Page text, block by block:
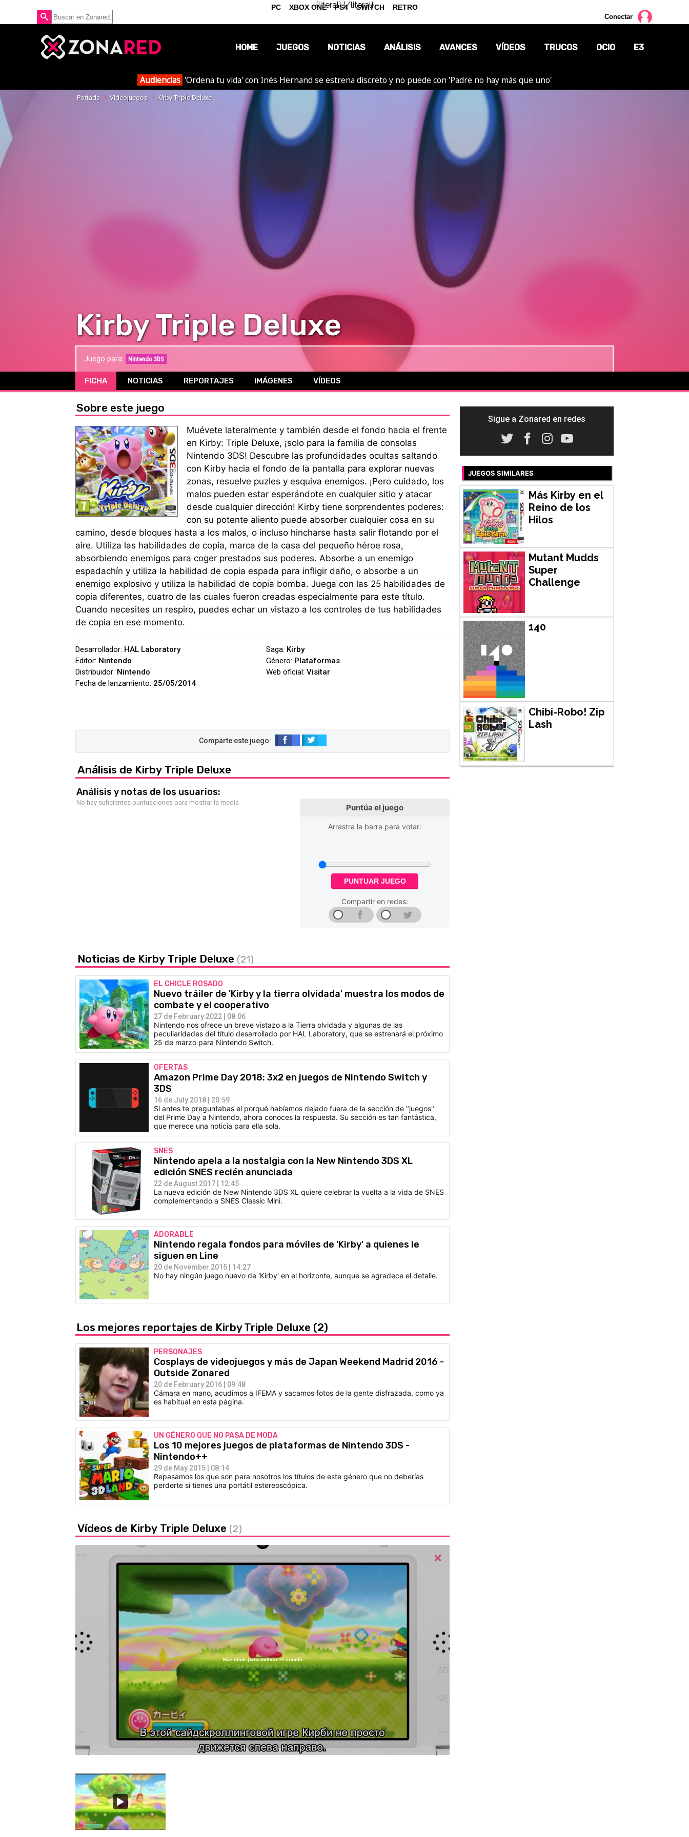
{literal}{/literal}
Conectar
HOME JUEGOS NOTICIAS
OPINIÓN
ANÁLISIS AVANCES VÍDEOS TRUCOS OCIO E3
Audiencias 'Ordena tu vida' con Inés Hernand se estrena discreto y no puede con 'Padre no hay más que uno'
Portada Videojuegos Kirby Triple Deluxe
Kirby Triple Deluxe
Juego para: Nintendo 3DS
FICHA NOTICIAS REPORTAJES IMÁGENES VÍDEOS
Sobre este juego
Muévete lateralmente y también desde el fondo hacia el frente
en Kirby: Triple Deluxe, ¡solo para la familia de consolas
Nintendo 3DS! Descubre las profundidades ocultas saltando
con Kirby hacia el fondo de la pantalla para explorar nuevas
zonas, resuelve puzles y esquiva enemigos. ¡Pero cuidado, los
malos pueden estar esperándote en cualquier sitio y atacar
desde cualquier dirección! Kirby tiene sorprendentes poderes:
con su potente aliento puede absorber cualquier cosa en su
camino, desde bloques hasta a los malos, o incluso hincharse hasta salir flotando por el
aire. Utiliza las habilidades de copia, marca de la casa del pequeño héroe rosa,
absorbiendo enemigos para coger prestados sus poderes. Absorbe a un enemigo
espadachín y utiliza la habilidad de copia espada para infligir daño, o absorbe a un
enemigo explosivo y utiliza la habilidad de copia bomba. Juega con las 25 habilidades de
copia diferentes, cuatro de las cuales fueron creadas especialmente para este título.
Cuando necesites un respiro, puedes echar un vistazo a los controles de tus habilidades
de copia en ese momento.
Desarrollador: HAL Laboratory
Editor: Nintendo
Distribuidor: Nintendo
Fecha de lanzamiento: 25/05/2014
Saga: Kirby
Género: Plataformas
Web oficial:Visitar
Análisis de Kirby Triple Deluxe
Análisis y notas de los usuarios:
No hay suficientes puntuaciones para mostrar la media
Puntúa el juego
Arrastra la barra para votar:
PUNTUAR JUEGO
Compartir en redes:
Noticias de Kirby Triple Deluxe (21)
EL CHICLE ROSADO
Nuevo tráiler de 'Kirby y la tierra olvidada' muestra los modos de
combate y el cooperativo
27 de February 2022 | 08:06
Nintendo nos ofrece un breve vistazo a la Tierra olvidada y algunas de las
peculiaridades del título desarrollado por HAL Laboratory, que se estrenará el próximo
25 de marzo para Nintendo Switch.
OFERTAS
Amazon Prime Day 2018: 3x2 en juegos de Nintendo Switch y
3DS
16 de July 2018 | 20:59
Si antes te preguntabas el porqué habíamos dejado fuera de la sección de "juegos"
del Prime Day a Nintendo, ahora conoces la respuesta. Su sección es tan fantástica,
que merece una noticia para ella sola.
SNES
Nintendo apela a la nostalgia con la New Nintendo 3DS XL
edición SNES recién anunciada
22 de August 2017 | 12:45
La nueva edición de New Nintendo 3DS XL quiere celebrar la vuelta a la vida de SNES
complementando a SNES Classic Mini.
ADORABLE
Nintendo regala fondos para móviles de 'Kirby' a quienes le
siguen en Line
20 de November 2015 | 14:27
No hay ningún juego nuevo de 'Kirby' en el horizonte, aunque se agradece el detalle.
Los mejores reportajes de Kirby Triple Deluxe (2)
PERSONAJES
Cosplays de videojuegos y más de Japan Weekend Madrid 2016 -
Outside Zonared
20 de February 2016 | 09:48
Cámara en mano, acudimos a IFEMA y sacamos fotos de la gente disfrazada, como ya
es habitual en esta página.
UN GÉNERO QUE NO PASA DE MODA
Los 10 mejores juegos de plataformas de Nintendo 3DS -
Nintendo++
29 de May 2015 | 08:14
Repasamos los que son para nosotros los títulos de este género que no deberías
perderte si tienes una portátil estereoscópica.
Vídeos de Kirby Triple Deluxe (2)
Unmute /
Haz click para activar el sonido
Sigue a Zonared en redes
JUEGOS SIMILARES
Más Kirby en el
Reino de los
Hilos
Mutant Mudds
Super
Challenge
140
Chibi-Robo! Zip
Lash
PC XBOX ONE PS4 SWITCH RETRO